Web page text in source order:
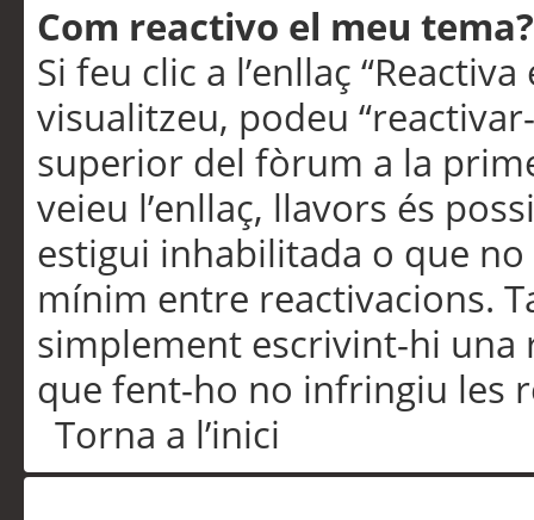
Com reactivo el meu tema?
Si feu clic a l’enllaç
visualitzeu, podeu
superior del fòrum a la
veieu l’enllaç, llavors és
estigui inhabilitada o que
mínim entre reactivacions.
simplement escrivint-hi una
que fent-ho no infringiu les
Torna a l’inici